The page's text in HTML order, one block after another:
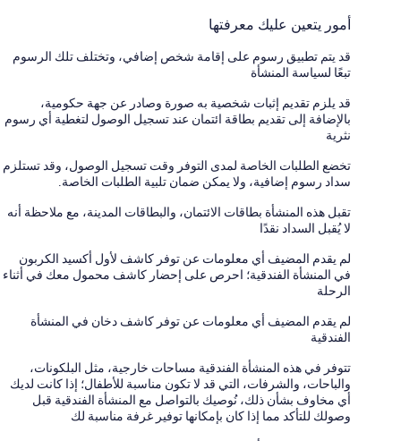
أمور يتعين عليك معرفتها
قد يتم تطبيق رسوم على إقامة شخص إضافي، وتختلف تلك الرسوم
تبعًا لسياسة المنشأة
قد يلزم تقديم إثبات شخصية به صورة وصادر عن جهة حكومية،
بالإضافة إلى تقديم بطاقة ائتمان عند تسجيل الوصول لتغطية أي رسوم
نثرية
تخضع الطلبات الخاصة لمدى التوفر وقت تسجيل الوصول، وقد تستلزم
سداد رسوم إضافية، ولا يمكن ضمان تلبية الطلبات الخاصة.
تقبل هذه المنشأة بطاقات الائتمان، والبطاقات المدينة، مع ملاحظة أنه
لا يُقبل السداد نقدًا
لم يقدم المضيف أي معلومات عن توفر كاشف لأول أكسيد الكربون
في المنشأة الفندقية؛ احرص على إحضار كاشف محمول معك في أثناء
الرحلة
لم يقدم المضيف أي معلومات عن توفر كاشف دخان في المنشأة
الفندقية
تتوفر في هذه المنشأة الفندقية مساحات خارجية، مثل البلكونات،
والباحات، والشرفات، التي قد لا تكون مناسبة للأطفال؛ إذا كانت لديك
أي مخاوف بشأن ذلك، نُوصيك بالتواصل مع المنشأة الفندقية قبل
وصولك للتأكد مما إذا كان بإمكانها توفير غرفة مناسبة لك